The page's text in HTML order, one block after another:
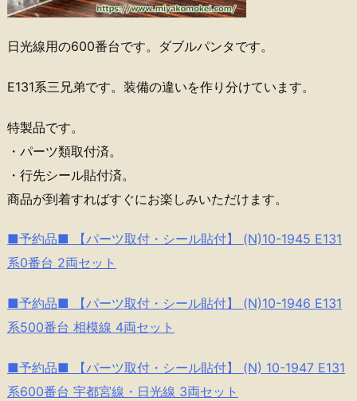
日光線用の600番台です。ダブルパンタです。
E131系三兄弟です。装備の違いを作り分けています。
特製品です。
・パーツ類取付済。
・行先シール貼付済。
商品が到着すればすぐにお楽しみいただけます。
■予約品■ 【パーツ取付・シール貼付】 (N)10-1945 E131
系0番台 2両セット
■予約品■ 【パーツ取付・シール貼付】 (N)10-1946 E131
系500番台 相模線 4両セット
■予約品■ 【パーツ取付・シール貼付】 (N) 10-1947 E131
系600番台 宇都宮線・日光線 3両セット